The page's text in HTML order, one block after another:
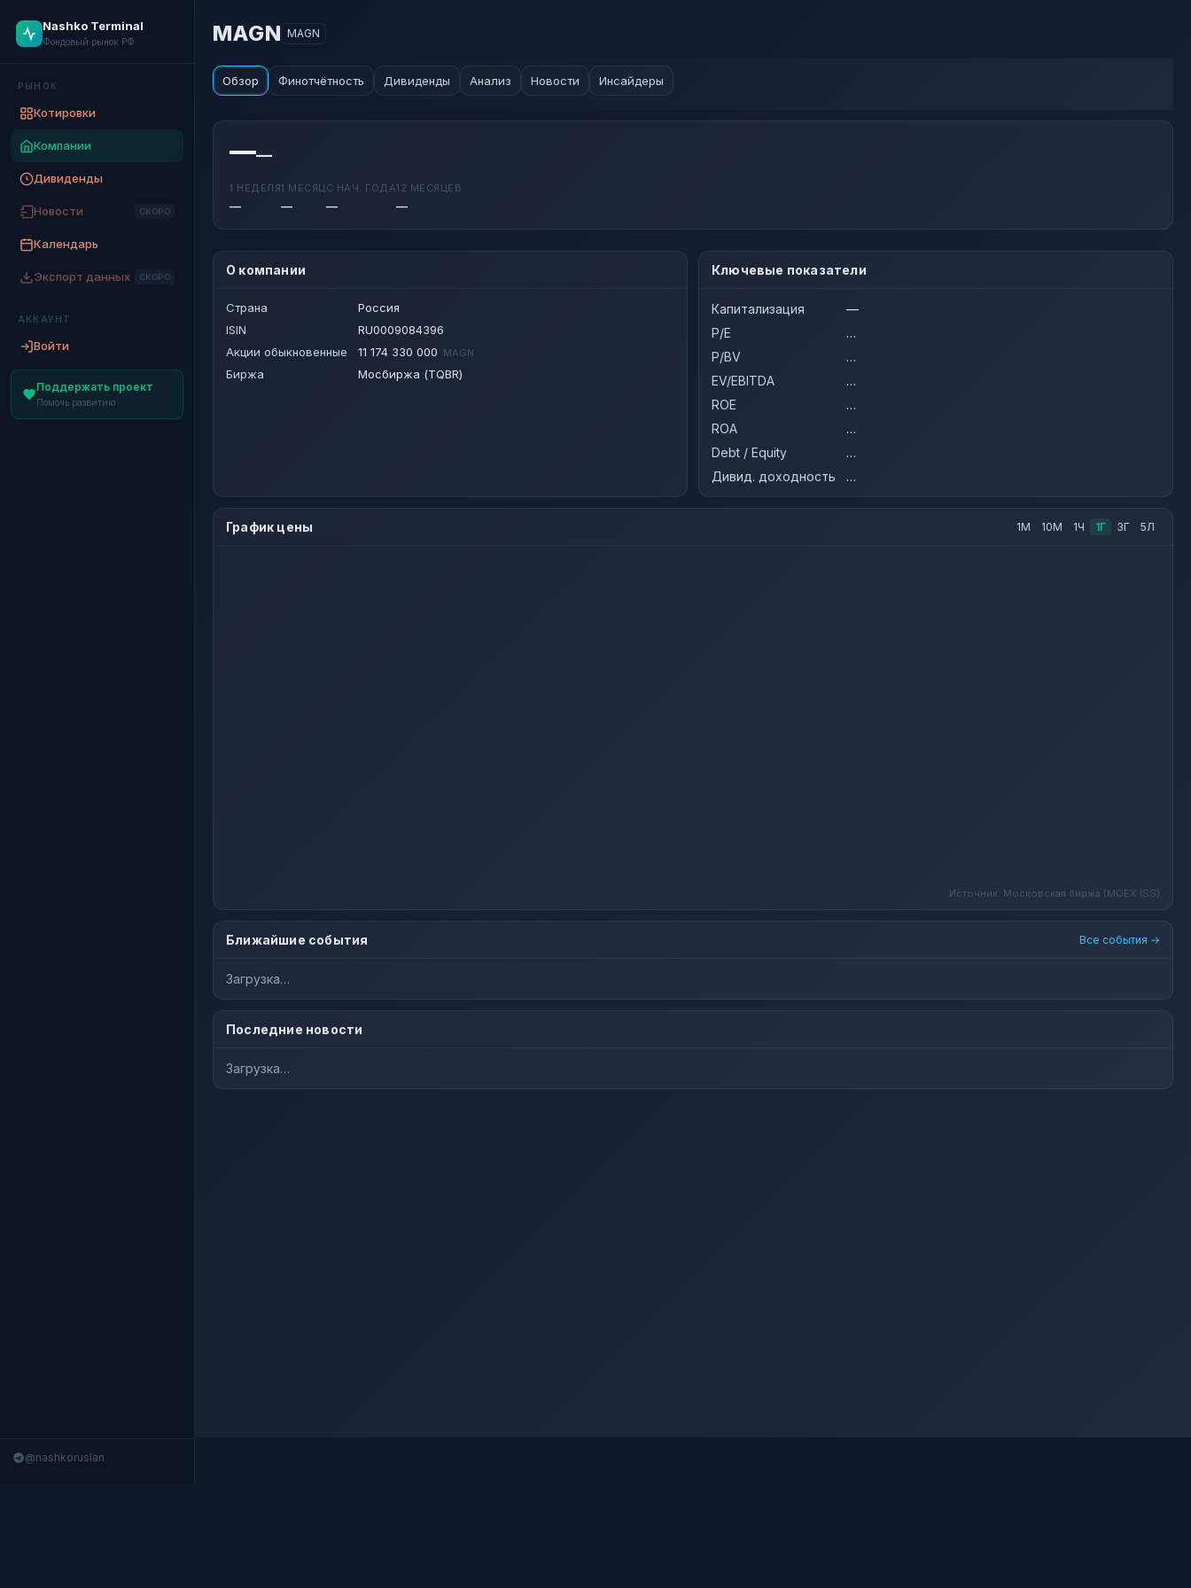
Nashko Terminal
Фондовый рынок РФ
РЫНОК
Котировки
Компании
Дивиденды
Новости СКОРО
Календарь
Экспорт данных СКОРО
АККАУНТ
Войти
Поддержать проект
Помочь развитию
@nashkoruslan
MAGN MAGN
Обзор Финотчётность Дивиденды Анализ Новости Инсайдеры
——
1 НЕДЕЛЯ
—
1 МЕСЯЦ
—
С НАЧ. ГОДА
—
12 МЕСЯЦЕВ
—
О компании
Страна
Россия
ISIN
RU0009084396
Акции обыкновенные
11 174 330 000 MAGN
Биржа Мосбиржа (TQBR)
Ключевые показатели
Капитализация
—
P/E
…
P/BV
…
EV/EBITDA
…
ROE
…
ROA
…
Debt / Equity
…
Дивид. доходность
…
График цены 1М 10М 1Ч 1Г 3Г 5Л
Источник: Московская биржа (MOEX ISS)
Ближайшие события Все события →
Загрузка…
Последние новости
Загрузка…